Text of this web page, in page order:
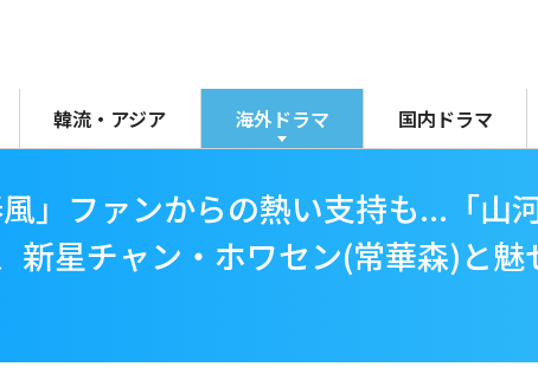
韓流・アジア 海外ドラマ 国内ドラマ
風」ファンからの熱い支持も...「山
新星チャン・ホワセン(常華森)と魅